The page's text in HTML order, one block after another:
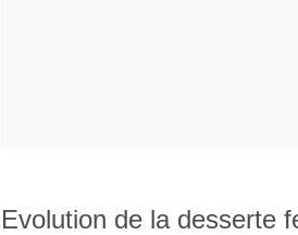
Evolution de la desserte